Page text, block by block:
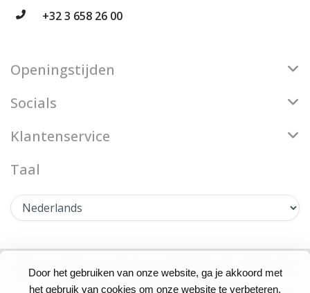
Door het gebruiken van onze website, ga je akkoord met
het gebruik van cookies om onze website te verbeteren.
+32 3 658 26 00
Openingstijden
Socials
Klantenservice
Taal
© Copyright 2026 Firenze Bloemenatelier - Theme by
Frontlabel- Powered byLightspeed